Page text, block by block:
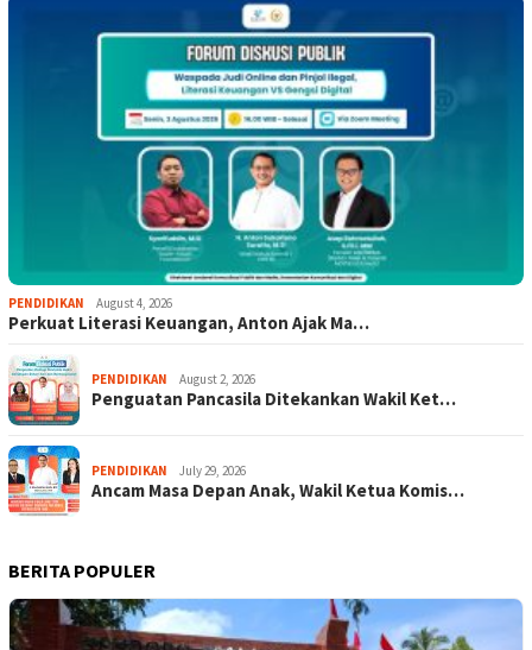
PENDIDIKAN August 4, 2026
Perkuat Literasi Keuangan, Anton Ajak Ma…
PENDIDIKAN August 2, 2026
Penguatan Pancasila Ditekankan Wakil Ket…
PENDIDIKAN July 29, 2026
Ancam Masa Depan Anak, Wakil Ketua Komis…
BERITA POPULER